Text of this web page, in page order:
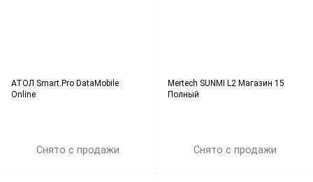
АТОЛ Smart.Pro DataMobile
Online
Снято с продажи
Mertech SUNMI L2 Магазин 15
Полный
Снято с продажи